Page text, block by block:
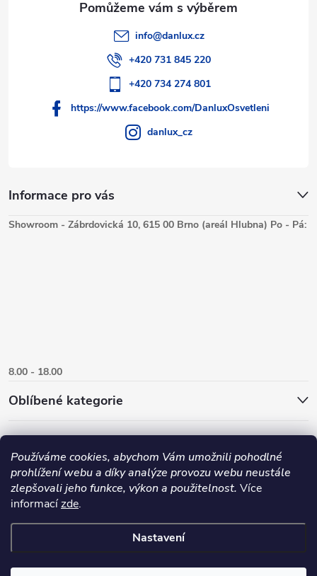
Používáme cookies, abychom Vám umožnili pohodlné
prohlížení webu a díky analýze provozu webu neustále
zlepšovali jeho funkce, výkon a použitelnost. Více
informacízde.
Nastavení
Informace pro vás
info@danlux.cz
+420 731 845 220
+420 734 274 801
https://www.facebook.com/DanluxOsvetleni
danlux_cz
Showroom - Zábrdovická 10, 615 00 Brno (areál Hlubna) Po - Pá:
8.00 - 18.00
Oblíbené kategorie
Copyright 2026
cookies